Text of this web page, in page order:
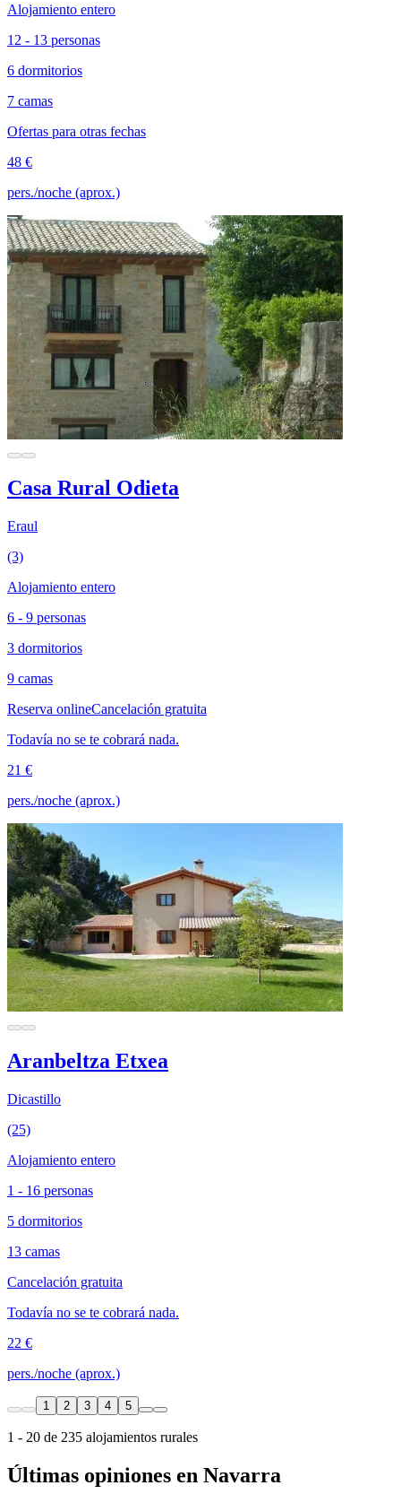
Alojamiento entero
12 - 13 personas
6 dormitorios
7 camas
Ofertas para otras fechas
48 €
pers./noche (aprox.)
Casa Rural Odieta
Eraul
(3)
Alojamiento entero
6 - 9 personas
3 dormitorios
9 camas
Reserva onlineCancelación gratuita
Todavía no se te cobrará nada.
21 €
pers./noche (aprox.)
Aranbeltza Etxea
Dicastillo
(25)
Alojamiento entero
1 - 16 personas
5 dormitorios
13 camas
Cancelación gratuita
Todavía no se te cobrará nada.
22 €
pers./noche (aprox.)
1 2 3 4 5
1 - 20 de 235 alojamientos rurales
Últimas opiniones en Navarra